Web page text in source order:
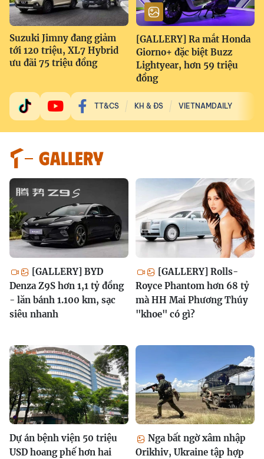
Suzuki Jimny đang giảm
tới 120 triệu, XL7 Hybrid
ưu đãi 75 triệu đồng
[GALLERY] Ra mắt Honda
Giorno+ đặc biệt Buzz
Lightyear, hơn 59 triệu
đồng
TT&CS KH & ĐS VIETNAMDAILY
GALLERY
[GALLERY] BYD
Denza Z9S hơn 1,1 tỷ đồng
- lăn bánh 1.100 km, sạc
siêu nhanh
[GALLERY] Rolls-
Royce Phantom hơn 68 tỷ
mà HH Mai Phương Thúy
"khoe" có gì?
Dự án bệnh viện 50 triệu
USD hoang phế hơn hai
Nga bất ngờ xâm nhập
Orikhiv, Ukraine tập hợp